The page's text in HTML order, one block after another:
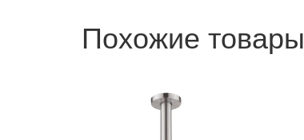
Похожие товары